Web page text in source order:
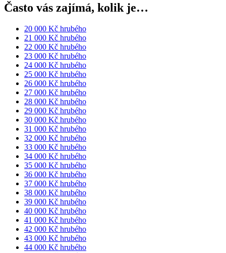
Často vás zajímá, kolik je…
20 000 Kč hrubého
21 000 Kč hrubého
22 000 Kč hrubého
23 000 Kč hrubého
24 000 Kč hrubého
25 000 Kč hrubého
26 000 Kč hrubého
27 000 Kč hrubého
28 000 Kč hrubého
29 000 Kč hrubého
30 000 Kč hrubého
31 000 Kč hrubého
32 000 Kč hrubého
33 000 Kč hrubého
34 000 Kč hrubého
35 000 Kč hrubého
36 000 Kč hrubého
37 000 Kč hrubého
38 000 Kč hrubého
39 000 Kč hrubého
40 000 Kč hrubého
41 000 Kč hrubého
42 000 Kč hrubého
43 000 Kč hrubého
44 000 Kč hrubého